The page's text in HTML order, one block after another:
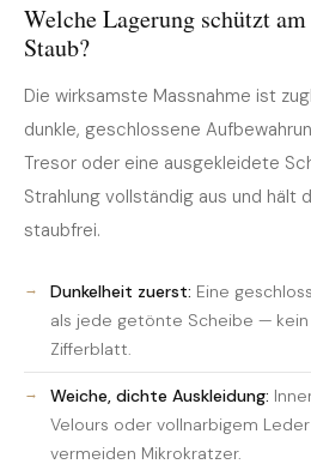
Welche Lagerung schützt
Staub?
Die wirksamste Massnahme ist
dunkle, geschlossene
Tresor oder eine ausgekleidete
Strahlung vollständig aus und hält
staubfrei.
Dunkelheit zuerst: Eine
als jede getönte Scheibe —
Zifferblatt.
Weiche, dichte Auskleidung:
Velours oder vollnarbigem
vermeiden Mikrokratzer.